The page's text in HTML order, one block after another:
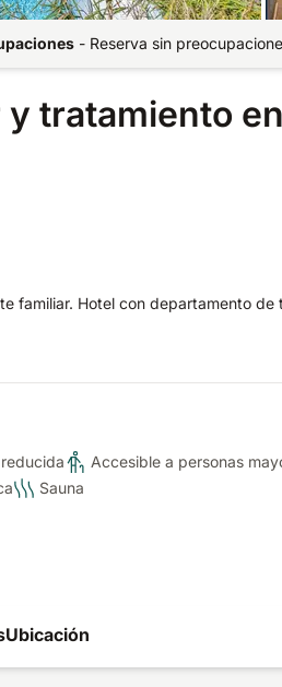
- Reserva sin
tratamiento
familiar. Hotel con departamento
Accesible a personas
Sauna
Ubicación